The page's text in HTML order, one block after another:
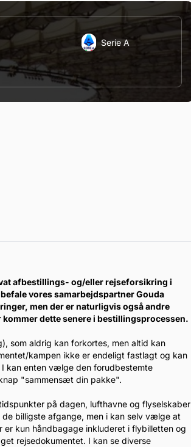
Serie A
afbestillings- og/eller rejseforsikring i
vores samarbejdspartner Gouda
men der er naturligvis også andre
dette senere i bestillingsprocessen.
som aldrig kan forkortes, men altid kan
kampen ikke er endeligt fastlagt og kan
kan enten vælge den forudbestemte
"sammensæt din pakke".
på dagen, lufthavne og flyselskaber
billigste afgange, men i kan selv vælge at
kun håndbagage inkluderet i flybilletten og
rejsedokumentet. I kan se diverse